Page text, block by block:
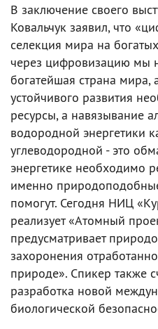
В заключение своего
Ковальчук заявил, что
селекция мира на
через цифровизацию мы
богатейшая страна мира,
устойчивого развития
ресурсы, а навязывание
водородной энергетики
углеводородной - это
энергетике необходимо
именно
помогут. Сегодня НИЦ
реализует «Атомный
предусматривает
захоронения
природе». Спикер также
разработка новой
биологической